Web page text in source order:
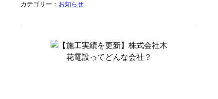
カテゴリー： お知らせ